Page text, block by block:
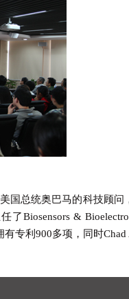
总统奥巴马的科技顾问
&
专利900多项，同时